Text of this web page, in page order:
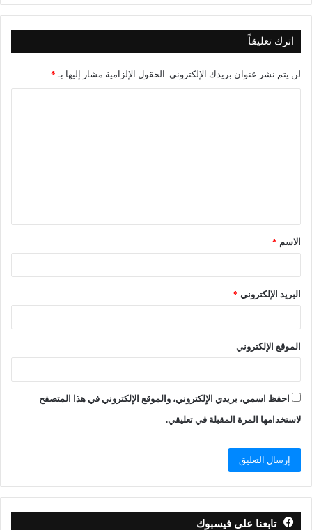
اترك تعليقاً
لن يتم نشر عنوان بريدك الإلكتروني. الحقول الإلزامية مشار إليها بـ *
الاسم *
البريد الإلكتروني *
الموقع الإلكتروني
احفظ اسمي، بريدي الإلكتروني، والموقع الإلكتروني في هذا المتصفح
لاستخدامها المرة المقبلة في تعليقي.
تابعنا على فيسبوك